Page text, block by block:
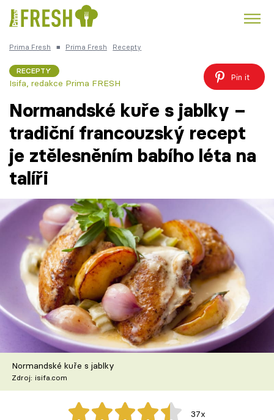
Česká kuchyně Čokoláda
Témata
Články
TV Program
Škola vaření
Recepty z TV
Speciál: Cuketa
Těhotnej kuchař
Sledujte prima+
Prima Fresh ■ Prima Fresh Recepty
RECEPTY
Isifa redakce Prima FRESH
Pin it
Normandské kuře s jablky –
tradiční francouzský recept
je ztělesněním babího léta na
talíři
Normandské kuře s jablky
Zdroj: isifa.com
37x